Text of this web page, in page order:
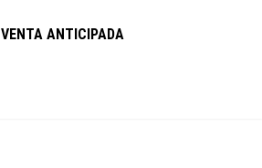
VENTA ANTICIPADA